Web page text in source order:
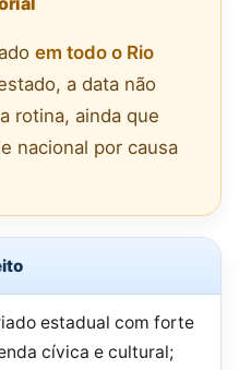
em todo o Rio
a data não
rotina, ainda que
nacional por causa
estadual com forte
cívica e cultural;